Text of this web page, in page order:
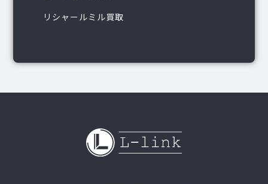
リシャールミル買取